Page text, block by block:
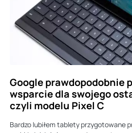
Google prawdopodobnie
wsparcie dla swojego
czyli modelu Pixel C
Bardzo lubiłem tablety przygotowane